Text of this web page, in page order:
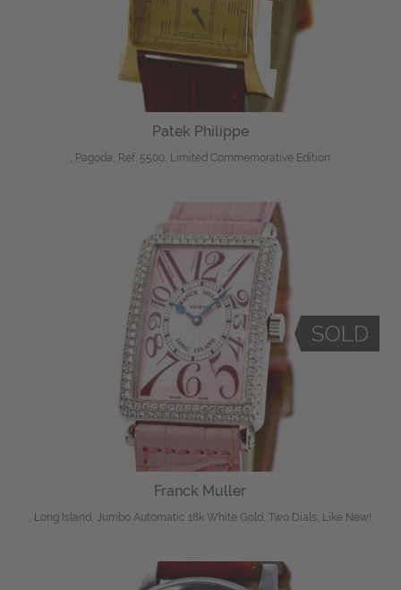
Patek Philippe
, Pagoda, Ref. 5500, Limited Commemorative Edition
Franck Muller
, Long Island, Jumbo Automatic 18k White Gold, Two Dials, Like New!